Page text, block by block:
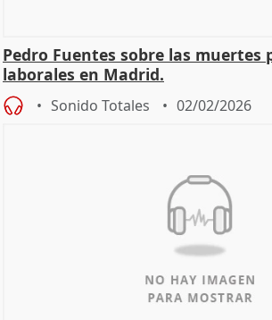
Pedro Fuentes sobre las muertes
laborales en Madrid.
Sonido Totales 02/02/2026